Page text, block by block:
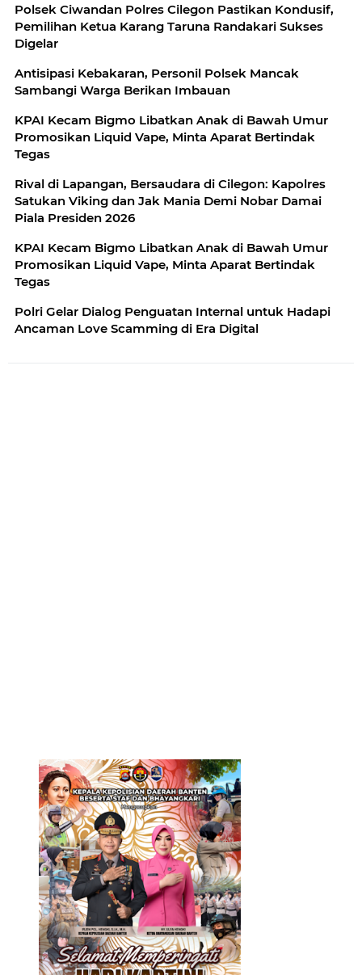
Polsek Ciwandan Polres Cilegon Pastikan Kondusif,
Pemilihan Ketua Karang Taruna Randakari Sukses
Digelar
Antisipasi Kebakaran, Personil Polsek Mancak
Sambangi Warga Berikan Imbauan
KPAI Kecam Bigmo Libatkan Anak di Bawah Umur
Promosikan Liquid Vape, Minta Aparat Bertindak
Tegas
Rival di Lapangan, Bersaudara di Cilegon: Kapolres
Satukan Viking dan Jak Mania Demi Nobar Damai
Piala Presiden 2026
KPAI Kecam Bigmo Libatkan Anak di Bawah Umur
Promosikan Liquid Vape, Minta Aparat Bertindak
Tegas
Polri Gelar Dialog Penguatan Internal untuk Hadapi
Ancaman Love Scamming di Era Digital